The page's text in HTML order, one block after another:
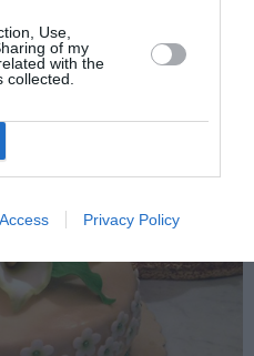
Use,
of my
with the
Privacy Policy